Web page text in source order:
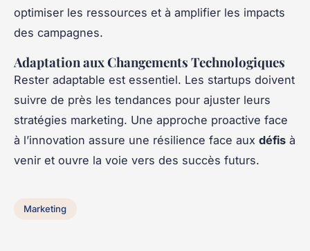
optimiser les ressources et à amplifier les impacts
des campagnes.
Adaptation aux Changements Technologiques
Rester adaptable est essentiel. Les startups doivent
suivre de près les tendances pour ajuster leurs
stratégies marketing. Une approche proactive face
à l’innovation assure une résilience face aux défis à
venir et ouvre la voie vers des succès futurs.
Marketing